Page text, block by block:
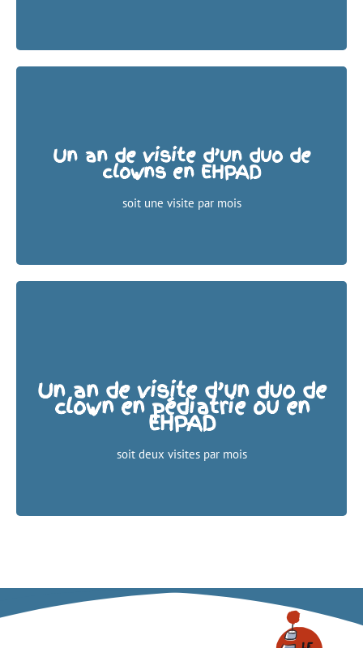
Un an de visite d’un duo de
clowns en EHPAD
soit une visite par mois
11 000 €
limite de 5% du CA
Un an de visite d’un duo de
clown en pédiatrie ou en
EHPAD
soit deux visites par mois
22 000 €
8 800 € après déduction pour les entreprises dans la
limite de 5% du CA